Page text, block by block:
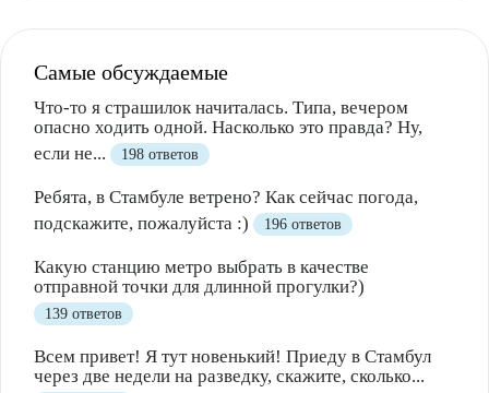
Самые обсуждаемые
Что-то я страшилок начиталась. Типа, вечером
опасно ходить одной. Насколько это правда? Ну,
если не...
198 ответов
Ребята, в Стамбуле ветрено? Как сейчас погода,
подскажите, пожалуйста :)
196 ответов
Какую станцию метро выбрать в качестве
отправной точки для длинной прогулки?)
139 ответов
Всем привет! Я тут новенький! Приеду в Стамбул
через две недели на разведку, скажите, сколько...